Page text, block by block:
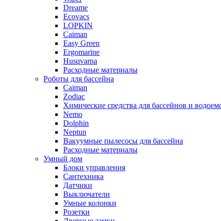
Dreame
Ecovacs
LOPKIN
Caiman
Easy Green
Ergomarine
Husqvarna
Расходные материалы
Роботы для бассейна
Caiman
Zodiac
Химические средства для бассейнов и
Nemo
Dolphin
Neptun
Вакуумные пылесосы для бассейна
Расходные материалы
Умный дом
Блоки управления
Сантехника
Датчики
Выключатели
Умные колонки
Розетки